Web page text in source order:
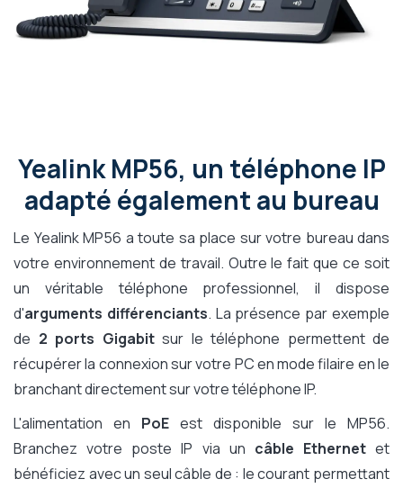
Yealink MP56, un téléphone IP
adapté également au bureau
Le Yealink MP56 a toute sa place sur votre bureau dans
votre environnement de travail. Outre le fait que ce soit
un véritable téléphone professionnel, il dispose
d'arguments différenciants. La présence par exemple
de 2 ports Gigabitsur le téléphone permettent de
récupérer la connexion sur votre PC en mode filaire en le
branchant directement sur votre téléphone IP.
L'alimentation en PoE est disponible sur le MP56.
Branchez votre poste IP via un câble Ethernetet
bénéficiez avec un seul câble de : le courant permettant